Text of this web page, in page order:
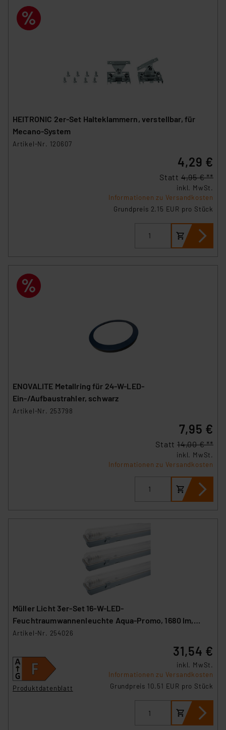
HEITRONIC 2er-Set Halteklammern, verstellbar, für
Mecano-System
Artikel-Nr. 120607
4,29 €
Statt 4,95 € **
inkl. MwSt.
Informationen zu Versandkosten
Grundpreis 2.15 EUR pro Stück
ENOVALITE Metallring für 24-W-LED-
Ein-/Aufbaustrahler, schwarz
Artikel-Nr. 253798
7,95 €
Statt 14,00 € **
inkl. MwSt.
Informationen zu Versandkosten
Müller Licht 3er-Set 16-W-LED-
Feuchtraumwannenleuchte Aqua-Promo, 1680 lm,
4000 K, IP65, 120 cm
Artikel-Nr. 254026
Produktdatenblatt
31,54 €
inkl. MwSt.
Informationen zu Versandkosten
Grundpreis 10.51 EUR pro Stück